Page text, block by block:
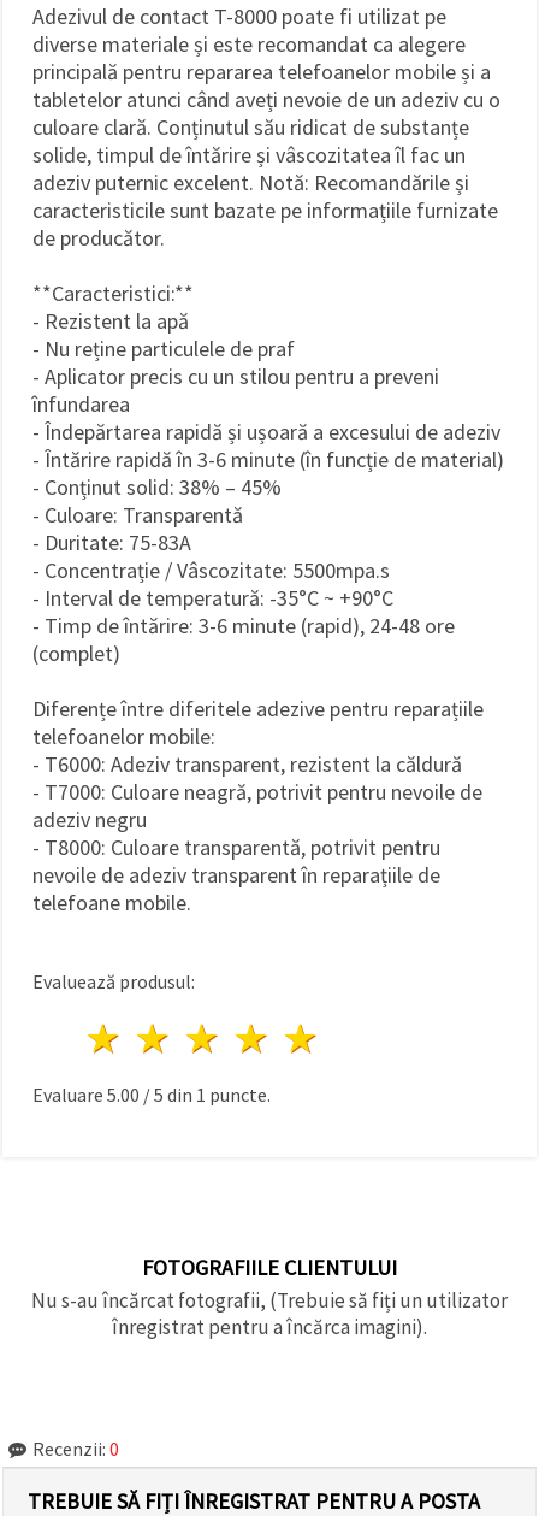
Adezivul de contact T-8000 poate fi utilizat pe
diverse materiale și este recomandat ca alegere
principală pentru repararea telefoanelor mobile și a
tabletelor atunci când aveți nevoie de un adeziv cu o
culoare clară. Conținutul său ridicat de substanțe
solide, timpul de întărire și vâscozitatea îl fac un
adeziv puternic excelent. Notă: Recomandările și
caracteristicile sunt bazate pe informațiile furnizate
de producător.
**Caracteristici:**
- Rezistent la apă
- Nu reține particulele de praf
- Aplicator precis cu un stilou pentru a preveni
înfundarea
- Îndepărtarea rapidă și ușoară a excesului de adeziv
- Întărire rapidă în 3-6 minute (în funcție de material)
- Conținut solid: 38% – 45%
- Culoare: Transparentă
- Duritate: 75-83A
- Concentrație / Vâscozitate: 5500mpa.s
- Interval de temperatură: -35°C ~ +90°C
- Timp de întărire: 3-6 minute (rapid), 24-48 ore
(complet)
Diferențe între diferitele adezive pentru reparațiile
telefoanelor mobile:
- T6000: Adeziv transparent, rezistent la căldură
- T7000: Culoare neagră, potrivit pentru nevoile de
adeziv negru
- T8000: Culoare transparentă, potrivit pentru
nevoile de adeziv transparent în reparațiile de
telefoane mobile.
Evaluează produsul:
4 stele
3 stele
2 stele
1 stea
Evaluare 5.00 /5 din 1 puncte.
FOTOGRAFIILE CLIENTULUI
Nu s-au încărcat fotografii, (Trebuie să fiți un utilizator
înregistrat pentru a încărca imagini).
Recenzii: 0
TREBUIE SĂ FIȚI ÎNREGISTRAT PENTRU A POSTA